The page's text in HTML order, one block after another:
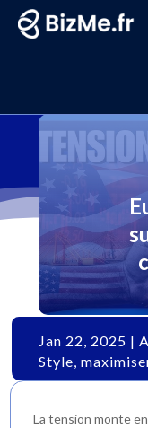
Jan 22, 2025 |
Style,
La tension monte